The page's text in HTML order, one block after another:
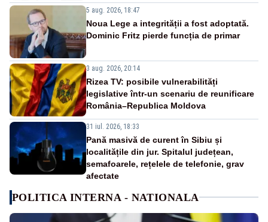
5 aug. 2026, 18:47
Noua Lege a integrității a fost adoptată.
Dominic Fritz pierde funcția de primar
3 aug. 2026, 20:14
Rizea TV: posibile vulnerabilități
legislative într-un scenariu de reunificare
România–Republica Moldova
31 iul. 2026, 18:33
Pană masivă de curent în Sibiu și
localitățile din jur. Spitalul județean,
semafoarele, rețelele de telefonie, grav
afectate
POLITICA INTERNA - NATIONALA